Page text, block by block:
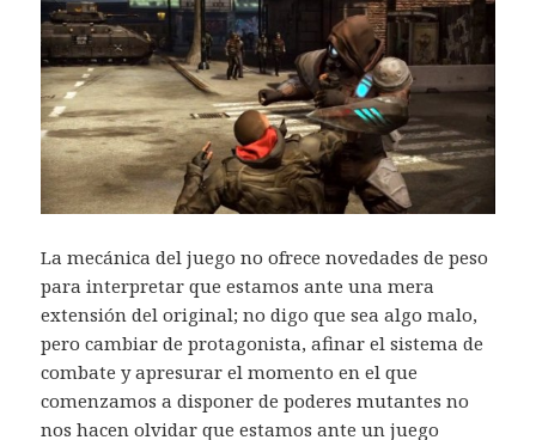
La mecánica del juego no ofrece novedades de peso
para interpretar que estamos ante una mera
extensión del original; no digo que sea algo malo,
pero cambiar de protagonista, afinar el sistema de
combate y apresurar el momento en el que
comenzamos a disponer de poderes mutantes no
nos hacen olvidar que estamos ante un juego